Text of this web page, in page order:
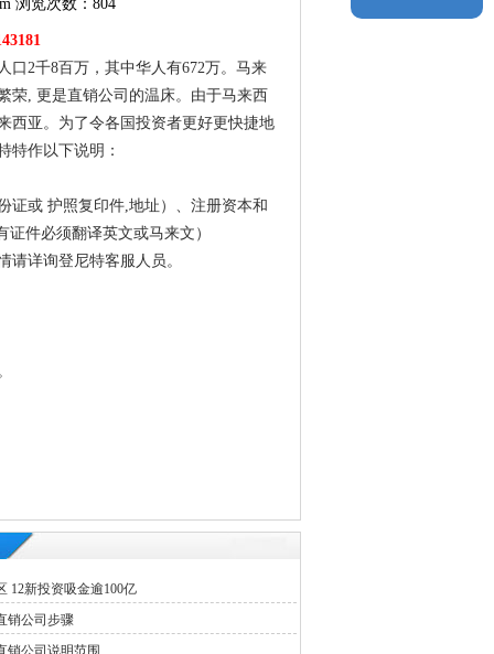
浏览次数：804
口2千8百万，其中华人有672万。马来
荣, 更是直销公司的温床。由于马来西
西亚。为了令各国投资者更好更快捷地
特作以下说明：
证或 护照复印件,地址）、注册资本和
件必须翻译英文或马来文）
详询登尼特客服人员。
12新投资吸金逾100亿
销公司步骤
销公司说明范围